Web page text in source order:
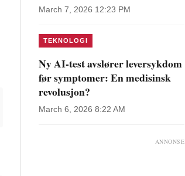
March 7, 2026 12:23 PM
TEKNOLOGI
Ny AI-test avslører leversykdom
før symptomer: En medisinsk
revolusjon?
March 6, 2026 8:22 AM
ANNONSE